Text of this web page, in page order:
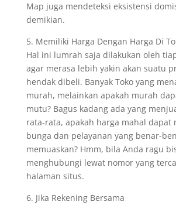
Map juga mendeteksi eksistensi
demikian.
5. Memiliki Harga Dengan Harga Di
Hal ini lumrah saja dilakukan oleh
agar merasa lebih yakin akan suatu
hendak dibeli. Banyak Toko yang
murah, melainkan apakah murah
mutu? Bagus kadang ada yang
rata-rata, apakah harga mahal dapat
bunga dan pelayanan yang benar-
memuaskan? Hmm, bila Anda ragu
menghubungi lewat nomor yang
halaman situs.
6. Jika Rekening Bersama